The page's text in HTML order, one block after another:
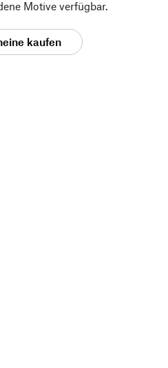
Motive verfügbar.
kaufen